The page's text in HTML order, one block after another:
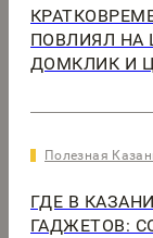
ПОВЛИЯЛ НА
ДОМКЛИК И
Полезная
ГДЕ В
ГАДЖЕТОВ: